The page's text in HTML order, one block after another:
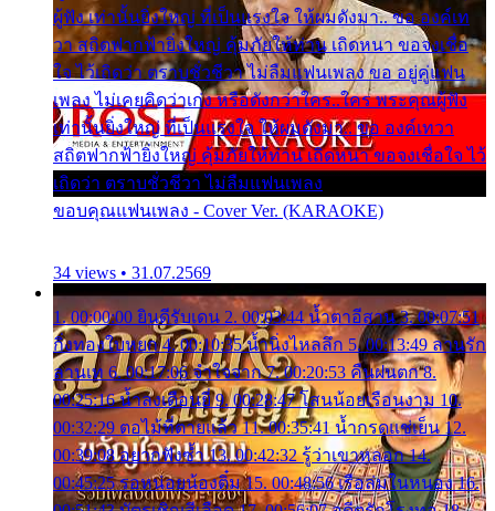
ผู้ฟัง เท่านั้นยิ่งใหญ่ ที่เป็นแรงใจ ให้ผมดังมา.. ขอ องค์เท
วา สถิตฟากฟ้ายิ่งใหญ่ คุ้มภัยให้ท่าน เถิดหนา ขอจงเชื่อ
ใจ ไว้เถิดว่า ตราบชั่วชีวา ไม่ลืมแฟนเพลง ขอ อยู่คู่แฟน
เพลง ไม่เคยคิดว่าเก่ง หรือดังกว่าใคร..ใคร พระคุณผู้ฟัง
เท่านั้นยิ่งใหญ่ ที่เป็นแรงใจ ให้ผมดังมา.. ขอ องค์เทวา
สถิตฟากฟ้ายิ่งใหญ่ คุ้มภัยให้ท่าน เถิดหนา ขอจงเชื่อใจ ไว้
เถิดว่า ตราบชั่วชีวา ไม่ลืมแฟนเพลง
ขอบคุณแฟนเพลง - Cover Ver. (KARAOKE)
34 views • 31.07.2569
1. 00:00:00 ยินดีรับเดน 2. 00:03:44 น้ำตาอีสาน 3. 00:07:51
กิ่งทองใบหยก 4. 00:10:35 น้ำนิ่งไหลลึก 5. 00:13:49 ลานรัก
ลานเท 6. 00:17:06 จำใจจาก 7. 00:20:53 คืนฝนตก 8.
00:25:16 น้ำลงเดือนยี่ 9. 00:28:47 โสนน้อยเรือนงาม 10.
00:32:29 ตอไม้ที่ตายแล้ว 11. 00:35:41 น้ำกรดแช่เย็น 12.
00:39:08 อยากฟังซ้ำ 13. 00:42:32 รู้ว่าเขาหลอก 14.
00:45:25 รอหน่อยน้องติ๋ม 15. 00:48:56 เรือล่มในหนอง 16.